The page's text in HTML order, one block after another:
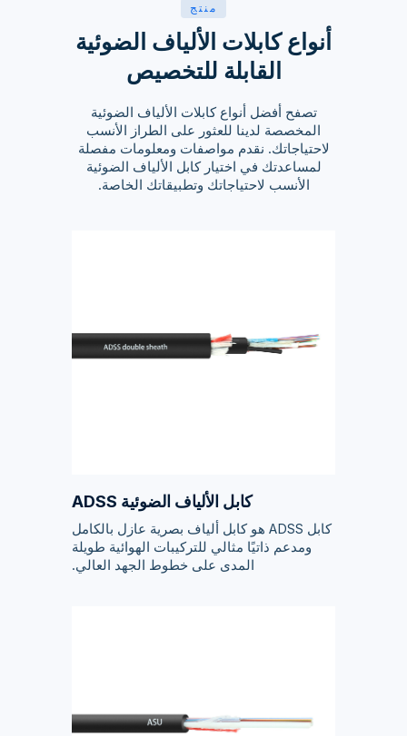
منتج
أنواع كابلات الألياف الضوئية
القابلة للتخصيص
تصفح أفضل أنواع كابلات الألياف الضوئية
المخصصة لدينا للعثور على الطراز الأنسب
لاحتياجاتك. نقدم مواصفات ومعلومات مفصلة
لمساعدتك في اختيار كابل الألياف الضوئية
الأنسب لاحتياجاتك وتطبيقاتك الخاصة.
كابل الألياف الضوئية ADSS
كابل ADSS هو كابل ألياف بصرية عازل بالكامل
ومدعم ذاتيًا مثالي للتركيبات الهوائية طويلة
المدى على خطوط الجهد العالي.